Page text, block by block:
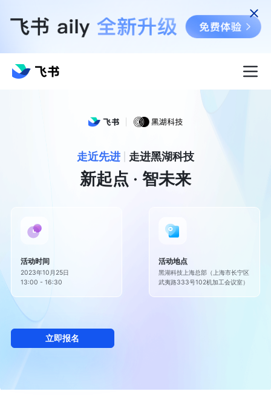
走近先进 走进黑湖科技
新起点 · 智未来
活动时间
2023年10月25日
13:00 - 16:30
活动地点
黑湖科技上海总部（上海市长宁区
武夷路333号102机加工会议室）
立即报名